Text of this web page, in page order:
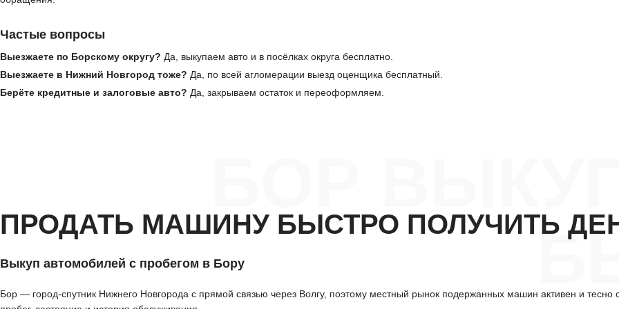
Частые вопросы
Выезжаете по Борскому округу? Да, выкупаем авто и в посёлках округа бесплатно.
Выезжаете в Нижний Новгород тоже? Да, по всей агломерации выезд оценщика бесплатный.
Берёте кредитные и залоговые авто? Да, закрываем остаток и переоформляем.
ПРОДАТЬ МАШИНУ БЫСТРО ПОЛУЧИТЬ
Выкуп автомобилей с пробегом в Бору
Бор — город-спутник Нижнего Новгорода с прямой связью через Волгу, поэтому местный рынок подержанных машин активен и